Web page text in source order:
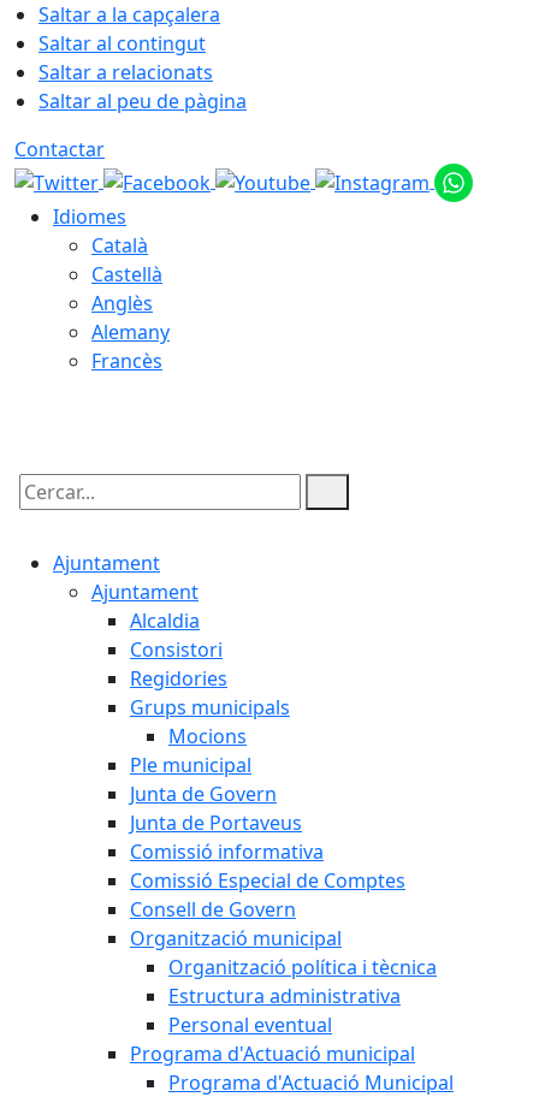
Saltar a la capçalera
Saltar al contingut
Saltar a relacionats
Saltar al peu de pàgina
Contactar
Idiomes
Català
Castellà
Anglès
Alemany
Francès
Cercar:
Ajuntament
Ajuntament
Alcaldia
Consistori
Regidories
Grups municipals
Mocions
Ple municipal
Junta de Govern
Junta de Portaveus
Comissió informativa
Comissió Especial de Comptes
Consell de Govern
Organització municipal
Organització política i tècnica
Estructura administrativa
Personal eventual
Programa d'Actuació municipal
Programa d'Actuació Municipal